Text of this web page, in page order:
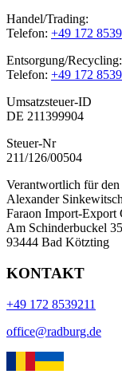
Handel/Trading:
Telefon: +49 172
Entsorgung/Recycling:
Telefon: +49 172
Umsatzsteuer-ID
DE 211399904
Steuer-Nr
211/126/00504
Verantwortlich für
Alexander
Faraon Import-Export
Am Schinderbuckel
93444 Bad Kötzting
KONTAKT
+49 172 8539211
office@radburg.de